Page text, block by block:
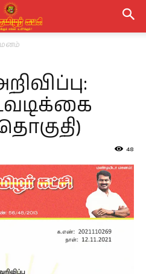
48